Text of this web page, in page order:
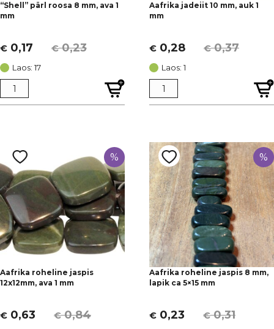
“Shell” pärl roosa 8 mm, ava 1
mm
€0,23
Algne
hind
oli:
€ 0,23.
€ 0,17
Current
price
is:
€ 0,17.
Laos: 17
Aafrika jadeiit 10 mm, auk 1
mm
€0,37
Algne
hind
oli:
€ 0,37.
€ 0,28
Current
price
is:
€ 0,28.
Laos: 1
%
Aafrika roheline jaspis
12x12mm, ava 1 mm
€0,84
Algne
€ 0,63
Current
%
Aafrika roheline jaspis 8 mm,
lapik ca 5×15 mm
€0,31
Algne
€ 0,23
Current